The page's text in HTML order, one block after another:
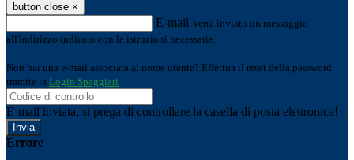
button close ×
E-mail Verrà inviato un messaggio
all'indirizzo indicato con le istruzioni necessarie.
Non hai una e-mail associata al nome utente? Effettua il reset della password
tramite la Login Spaggiari
E-mail inviata, si prega di controllare la casella di posta elettronica!
Errore